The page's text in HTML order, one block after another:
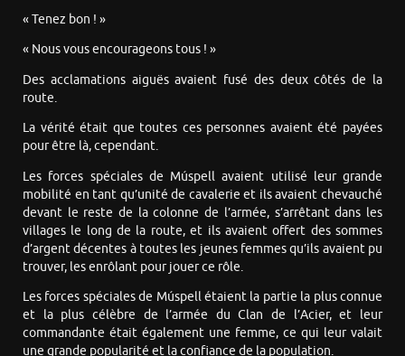
« Tenez bon ! »
« Nous vous encourageons tous ! »
Des acclamations aiguës avaient fusé des deux côtés de la
route.
La vérité était que toutes ces personnes avaient été payées
pour être là, cependant.
Les forces spéciales de Múspell avaient utilisé leur grande
mobilité en tant qu’unité de cavalerie et ils avaient chevauché
devant le reste de la colonne de l’armée, s’arrêtant dans les
villages le long de la route, et ils avaient offert des sommes
d’argent décentes à toutes les jeunes femmes qu’ils avaient pu
trouver, les enrôlant pour jouer ce rôle.
Les forces spéciales de Múspell étaient la partie la plus connue
et la plus célèbre de l’armée du Clan de l’Acier, et leur
commandante était également une femme, ce qui leur valait
une grande popularité et la confiance de la population.